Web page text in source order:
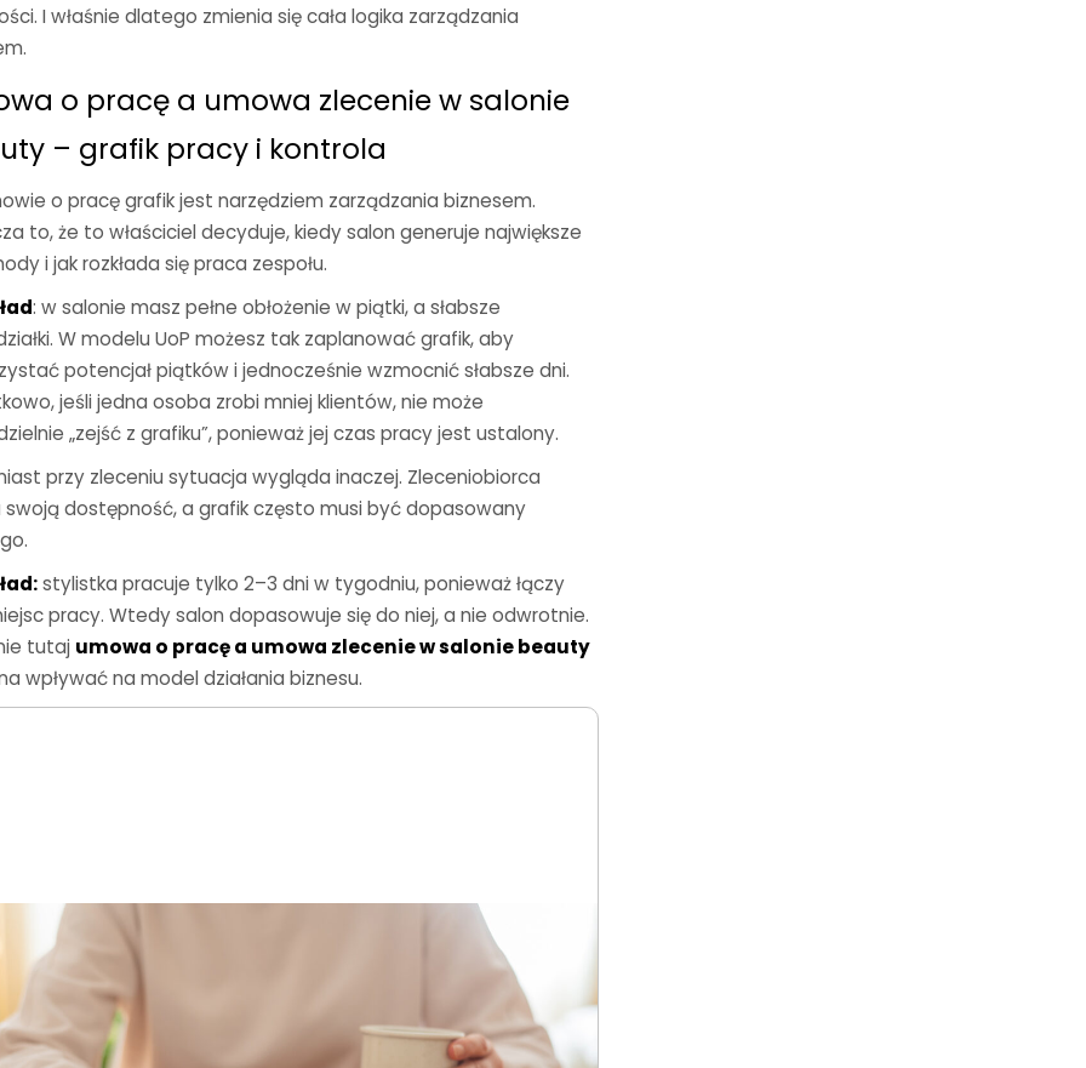
I właśnie dlatego zmienia się cała logika zarządzania
o pracę a umowa zlecenie w salonie
– grafik pracy i kontrola
o pracę grafik jest narzędziem zarządzania biznesem.
to, że to właściciel decyduje, kiedy salon generuje największe
i jak rozkłada się praca zespołu.
: w salonie masz pełne obłożenie w piątki, a słabsze
W modelu UoP możesz tak zaplanować grafik, aby
potencjał piątków i jednocześnie wzmocnić słabsze dni.
jeśli jedna osoba zrobi mniej klientów, nie może
„zejść z grafiku”, ponieważ jej czas pracy jest ustalony.
przy zleceniu sytuacja wygląda inaczej. Zleceniobiorca
swoją dostępność, a grafik często musi być dopasowany
stylistka pracuje tylko 2–3 dni w tygodniu, ponieważ łączy
pracy. Wtedy salon dopasowuje się do niej, a nie odwrotnie.
tutaj umowa o pracę a umowa zlecenie w salonie beauty
wpływać na model działania biznesu.